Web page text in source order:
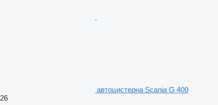
автоцистерна Scania G 400
26